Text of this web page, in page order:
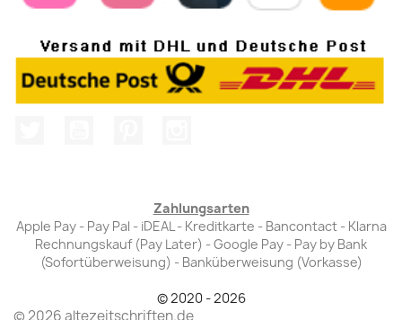
Zahlungsarten
Apple Pay - Pay Pal - iDEAL - Kreditkarte - Bancontact - Klarna
Rechnungskauf (Pay Later) - Google Pay - Pay by Bank
(Sofortüberweisung) - Banküberweisung (Vorkasse)
© 2020 - 2026
© 2026 altezeitschriften.de